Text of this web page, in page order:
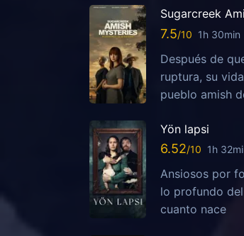
Sugarcreek
7.5 1h 30min
Después de
ruptura, su
pueblo amish
Yön lapsi
6.52 1h
Ansiosos por
lo profundo
cuanto nace